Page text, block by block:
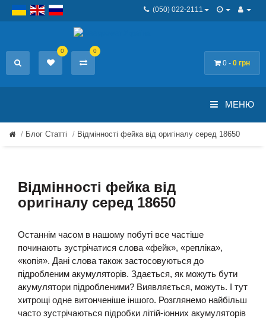
(050) 022-2111
0 - 0 грн
0 0
МЕНЮ
Блог Статті Відмінності фейка від оригіналу серед 18650
Відмінності фейка від
оригіналу серед 18650
Останнім часом в нашому побуті все частіше
починають зустрічатися слова «фейк», «репліка»,
«копія». Дані слова також застосовуються до
підробленим акумуляторів. Здається, як можуть бути
акумулятори підробленими? Виявляється, можуть. І тут
хитрощі одне витонченіше іншого. Розглянемо найбільш
часто зустрічаються підробки літій-іонних акумуляторів